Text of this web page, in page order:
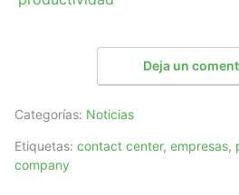
Deja un
Categorías: Noticias
Etiquetas: contact center, empresas,
company